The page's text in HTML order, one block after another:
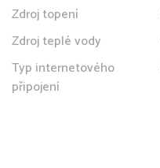
Zdroj topení
Zdroj teplé vody
Typ internetového
připojení